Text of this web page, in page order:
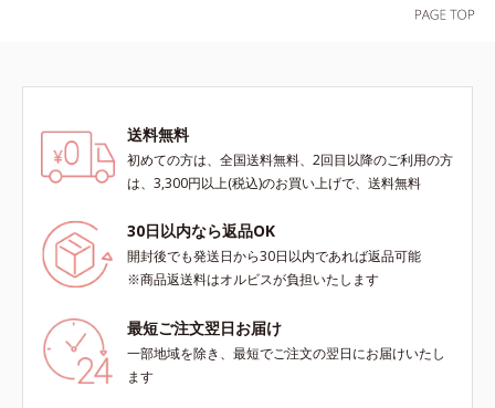
送料無料
初めての方は、全国送料無料、2回目以降のご利用の方
は、3,300円以上(税込)のお買い上げで、送料無料
30日以内なら返品OK
開封後でも発送日から30日以内であれば返品可能
※商品返送料はオルビスが負担いたします
最短ご注文翌日お届け
一部地域を除き、最短でご注文の翌日にお届けいたし
ます